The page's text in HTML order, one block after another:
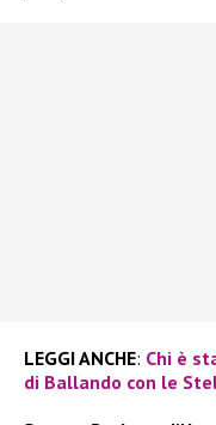
LEGGI ANCHE: Chi è
di Ballando con le